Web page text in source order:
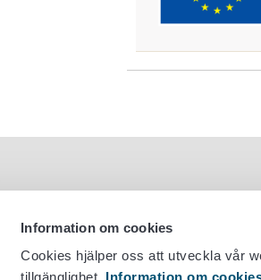
Information om cookies
Cookies hjälper oss att utveckla vår